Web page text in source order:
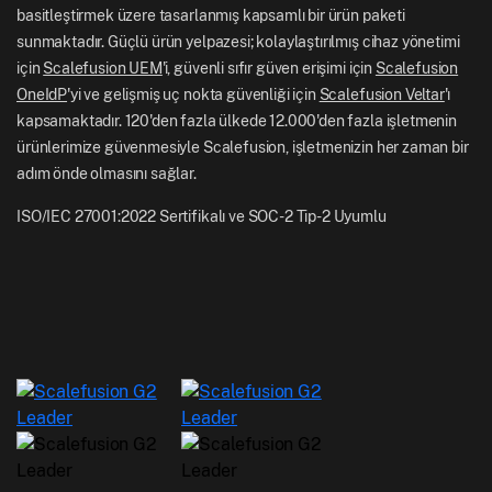
Haber Odası
Kariyer
NZ: +64-9-888-4315
India: +91-63694-45500
basitleştirmek üzere tasarlanmış kapsamlı bir ürün paketi
sunmaktadır. Güçlü ürün yelpazesi; kolaylaştırılmış cihaz yönetimi
için Scalefusion UEM'i, güvenli sıfır güven erişimi için Scalefusion
OneIdP'yi ve gelişmiş uç nokta güvenliği için Scalefusion Veltar'ı
kapsamaktadır. 120'den fazla ülkede 12.000'den fazla işletmenin
ürünlerimize güvenmesiyle Scalefusion, işletmenizin her zaman bir
adım önde olmasını sağlar.
ISO/IEC 27001:2022 Sertifikalı ve SOC-2 Tip-2 Uyumlu